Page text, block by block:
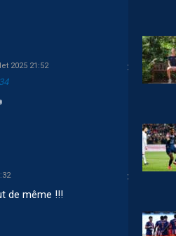
2025 21:52
de même !!!